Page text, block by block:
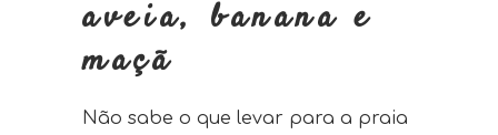
aveia, banana e
maçã
Não sabe o que levar para a praia